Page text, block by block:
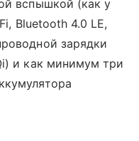
вспышкой (как у
Bluetooth 4.0 LE,
зарядки
и как минимум три